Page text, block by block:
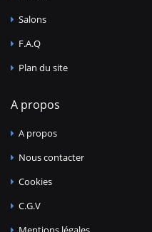
Salons
F.A.Q
Plan du site
A propos
A propos
Nous contacter
Cookies
C.G.V